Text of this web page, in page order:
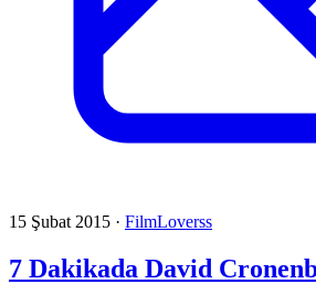
15 Şubat 2015 · FilmLoverss
7 Dakikada David